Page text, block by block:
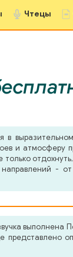
Чтецы
в
и атмосферу
-
выполнена
представлено